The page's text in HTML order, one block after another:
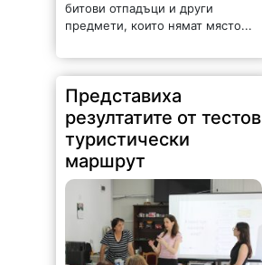
битови отпадъци и други
предмети, които нямат място...
Представиха
резултатите от тестов
туристически
маршрут